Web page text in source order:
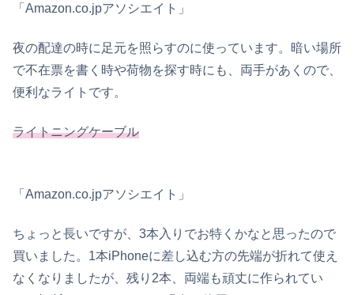
「Amazon.co.jpアソシエイト」
夜の配達の時に足元を照らすのに使っています。暗い場所
で不在票を書く時や荷物を探す時にも、両手があくので、
便利なライトです。
ライトニングケーブル
「Amazon.co.jpアソシエイト」
ちょっと長いですが、3本入りでお特くかなと思ったので
買いました。1本iPhoneに差し込む方の先端が折れて使え
なくなりましたが、残り2本、両端も頑丈に作られてい